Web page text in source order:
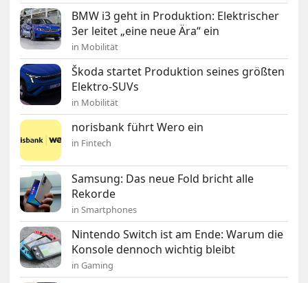
BMW i3 geht in Produktion: Elektrischer
3er leitet „eine neue Ära“ ein
in Mobilität
Škoda startet Produktion seines größten
Elektro-SUVs
in Mobilität
norisbank führt Wero ein
in Fintech
Samsung: Das neue Fold bricht alle
Rekorde
in Smartphones
Nintendo Switch ist am Ende: Warum die
Konsole dennoch wichtig bleibt
in Gaming